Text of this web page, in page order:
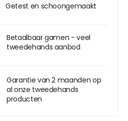
Getest en schoongemaakt
Betaalbaar gamen - veel
tweedehands aanbod
Garantie van 2 maanden op
al onze tweedehands
producten